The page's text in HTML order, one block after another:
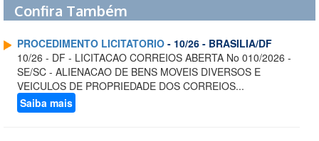
Confira Também
PROCEDIMENTO LICITATORIO - 10/26 - BRASILIA/DF
10/26 - DF - LICITACAO CORREIOS ABERTA No 010/2026 -
SE/SC - ALIENACAO DE BENS MOVEIS DIVERSOS E
VEICULOS DE PROPRIEDADE DOS CORREIOS...
Saiba mais